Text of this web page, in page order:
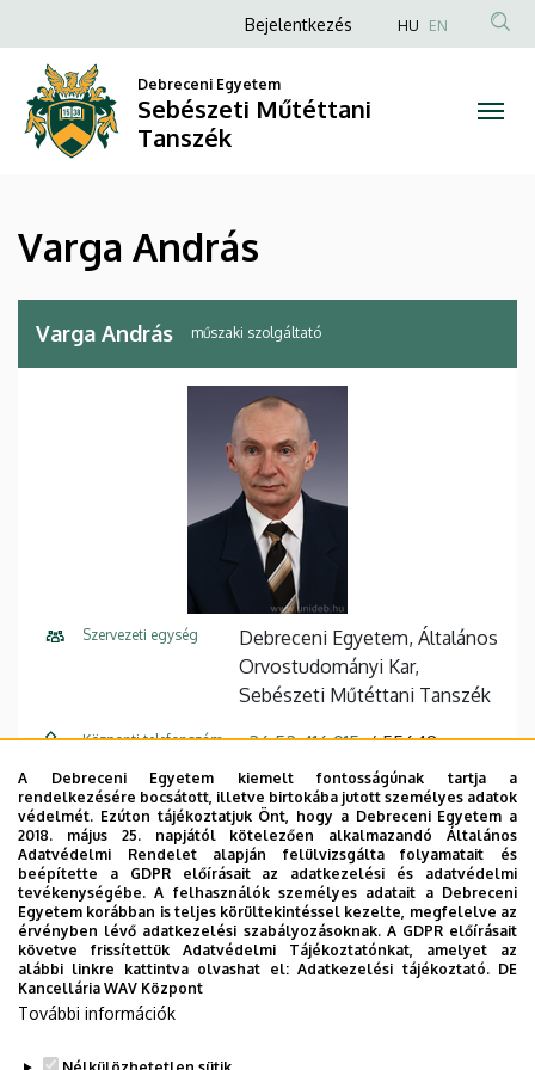
András
Sebészeti
Tanszék
a
tartalomra
Anonim
fiók
menüje
Bejelentkezés HU EN
Debreceni Egyetem
Sebészeti Műtéttani
Tanszék
Varga András
Varga András műszaki szolgáltató
Szervezeti egység
Debreceni Egyetem, Általános
Orvostudományi Kar,
Sebészeti Műtéttani Tanszék
Központi telefonszám +36 52 416 915 55648
E-mail cím
varga.andras70@med.unideb.
hu
Cím
4032 Debrecen Móricz
Zsigmond körút 22
Épület Sebészeti Műtéttani Intézet
Emelet, ajtó
A Debreceni Egyetem kiemelt fontosságúnak tartja a
rendelkezésére bocsátott, illetve birtokába jutott személyes adatok
védelmét. Ezúton tájékoztatjuk Önt, hogy a Debreceni Egyetem a
2018. május 25. napjától kötelezően alkalmazandó Általános
Adatvédelmi Rendelet alapján felülvizsgálta folyamatait és
beépítette a GDPR előírásait az adatkezelési és adatvédelmi
tevékenységébe. A felhasználók személyes adatait a Debreceni
Egyetem korábban is teljes körültekintéssel kezelte, megfelelve az
érvényben lévő adatkezelési szabályozásoknak. A GDPR előírásait
követve frissítettük Adatvédelmi Tájékoztatónkat, amelyet az
alábbi linkre kattintva olvashat el:Adatkezelési tájékoztató. DE
Kancellária WAV Központ
További információk